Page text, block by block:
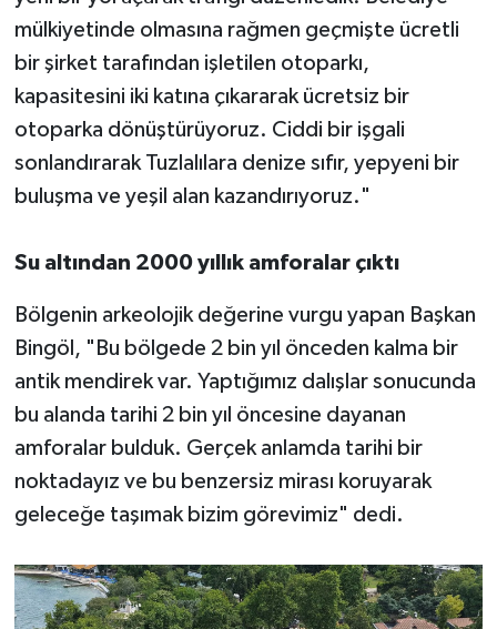
mülkiyetinde olmasına rağmen geçmişte ücretli
bir şirket tarafından işletilen otoparkı,
kapasitesini iki katına çıkararak ücretsiz bir
otoparka dönüştürüyoruz. Ciddi bir işgali
sonlandırarak Tuzlalılara denize sıfır, yepyeni bir
buluşma ve yeşil alan kazandırıyoruz."
Su altından 2000 yıllık amforalar çıktı
Bölgenin arkeolojik değerine vurgu yapan Başkan
Bingöl, "Bu bölgede 2 bin yıl önceden kalma bir
antik mendirek var. Yaptığımız dalışlar sonucunda
bu alanda tarihi 2 bin yıl öncesine dayanan
amforalar bulduk. Gerçek anlamda tarihi bir
noktadayız ve bu benzersiz mirası koruyarak
geleceğe taşımak bizim görevimiz" dedi.